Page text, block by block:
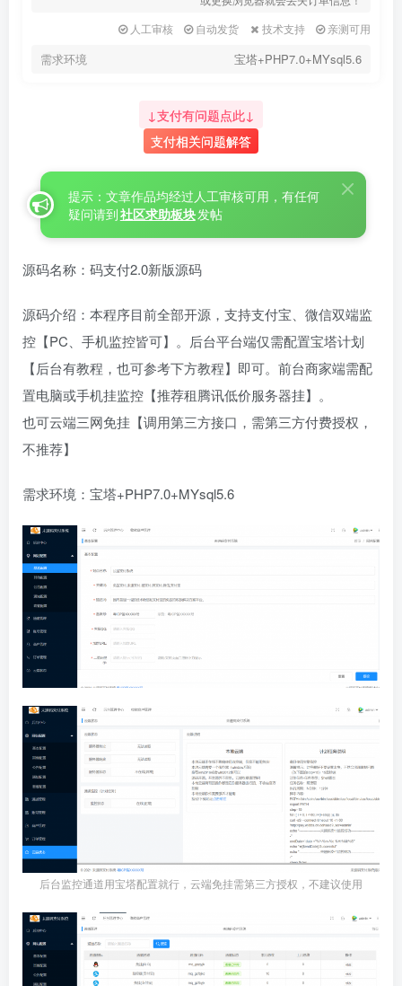
人工审核
自动发货 技术支持 亲测可用
需求环境 宝塔+PHP7.0+MYsql5.6
↓支付有问题点此↓
支付相关问题解答
提示：文章作品均经过人工审核可用，有任何
疑问请到社区求助板块发帖
源码名称：码支付2.0新版源码
源码介绍：本程序目前全部开源，支持支付宝、微信双端监
控【PC、手机监控皆可】。后台平台端仅需配置宝塔计划
【后台有教程，也可参考下方教程】即可。前台商家端需配
置电脑或手机挂监控【推荐租腾讯低价服务器挂】。
也可云端三网免挂【调用第三方接口，需第三方付费授权，
不推荐】
需求环境：宝塔+PHP7.0+MYsql5.6
后台监控通道用宝塔配置就行，云端免挂需第三方授权，不建议使用